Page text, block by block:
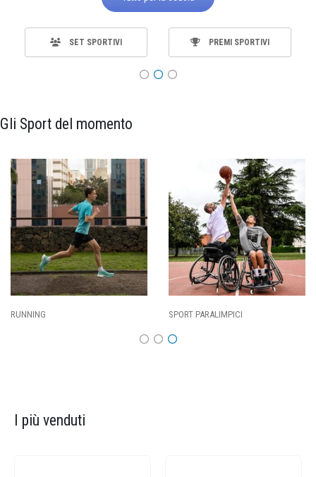
SET SPORTIVI PREMI SPORTIVI
Gli Sport del momento
SPORT PARALIMPICI CALCIO
I più venduti